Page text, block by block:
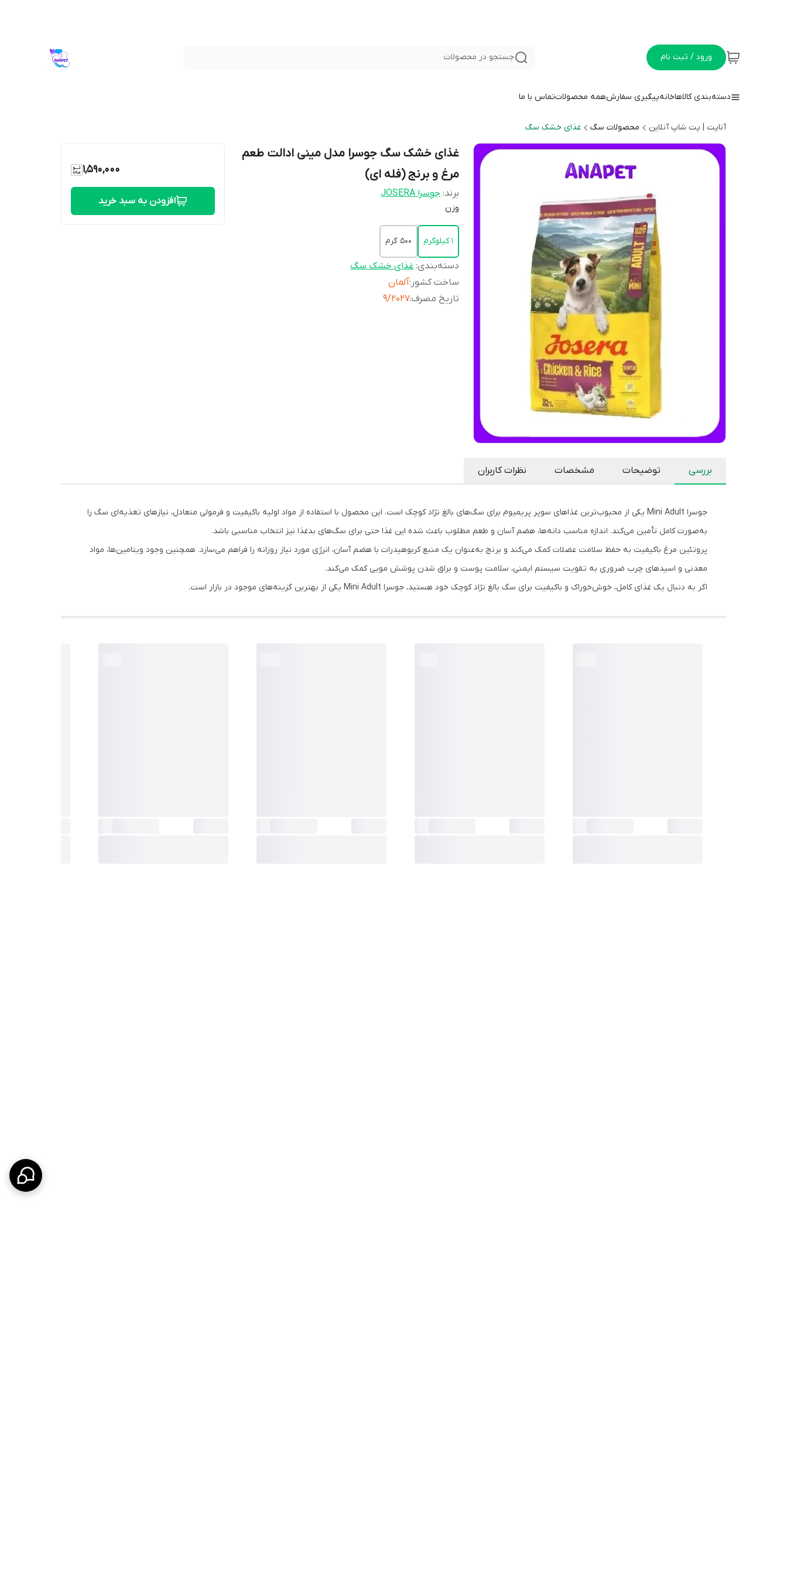
ورود / ثبت نام جستجو در محصولات
دسته‌بندی کالاهاخانهپیگیری سفارشهمه محصولاتتماس با ما
آناپت | پت شاپ آنلاین محصولات سگ غذای خشک سگ
غذای خشک سگ جوسرا مدل مینی ادالت طعم
مرغ و برنج (فله ای)
برند: جوسرا JOSERA
وزن
1 کیلوگرم 500 گرم
دسته‌بندی:غذای خشک سگ
ساخت کشور :آلمان
تاریخ مصرف:
9/2027
1,590,000
افزودن به سبد خرید
بررسی توضیحات مشخصات نظرات کاربران
جوسرا Mini Adult یکی از محبوب‌ترین غذاهای سوپر پریمیوم برای سگ‌های بالغ نژاد کوچک است. این محصول با استفاده از مواد اولیه باکیفیت و فرمولی متعادل، نیازهای تغذیه‌ای سگ را
به‌صورت کامل تأمین می‌کند. اندازه مناسب دانه‌ها، هضم آسان و طعم مطلوب باعث شده این غذا حتی برای سگ‌های بدغذا نیز انتخاب مناسبی باشد.
پروتئین مرغ باکیفیت به حفظ سلامت عضلات کمک می‌کند و برنج به‌عنوان یک منبع کربوهیدرات با هضم آسان، انرژی مورد نیاز روزانه را فراهم می‌سازد. همچنین وجود ویتامین‌ها، مواد
معدنی و اسیدهای چرب ضروری به تقویت سیستم ایمنی، سلامت پوست و براق شدن پوشش مویی کمک می‌کند.
اگر به دنبال یک غذای کامل، خوش‌خوراک و باکیفیت برای سگ بالغ نژاد کوچک خود هستید، جوسرا Mini Adult یکی از بهترین گزینه‌های موجود در بازار است.